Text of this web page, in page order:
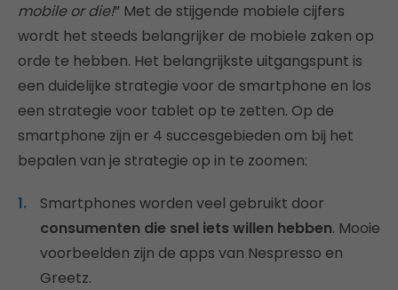
mobile or die!” Met de stijgende mobiele cijfers
wordt het steeds belangrijker de mobiele zaken op
orde te hebben. Het belangrijkste uitgangspunt is
een duidelijke strategie voor de smartphone en los
een strategie voor tablet op te zetten. Op de
smartphone zijn er 4 succesgebieden om bij het
bepalen van je strategie op in te zoomen:
Smartphones worden veel gebruikt door
consumenten die snel iets willen hebben. Mooie
voorbeelden zijn de apps van Nespresso en
Greetz.